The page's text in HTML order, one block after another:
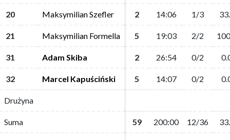
20 Maksymilian Szefler 2 14:06 1/3
21 Maksymilian Formella 5 19:03 2/2
31 Adam Skiba 2 26:54 0/2
32 Marcel Kapuściński 5 14:07 0/2
Drużyna
Suma 59 200:00 12/36
20 Maksymilian Szefler 2 14:06 1/3
21 Maksymilian Formella 5 19:03 2/2
31 Adam Skiba 2 26:54 0/2
32 Marcel Kapuściński 5 14:07 0/2
Drużyna
Suma 59 200:00 12/36